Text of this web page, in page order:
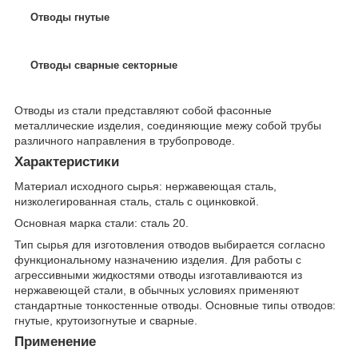
Отводы гнутые
Отводы сварные секторные
Отводы из стали представляют собой фасонные
металлические изделия, соединяющие межу собой трубы
различного направления в трубопроводе.
Характеристики
Материал исходного сырья: нержавеющая сталь,
низколегированная сталь, сталь с оцинковкой.
Основная марка стали: сталь 20.
Тип сырья для изготовления отводов выбирается согласно
функциональному назначению изделия. Для работы с
агрессивными жидкостями отводы изготавливаются из
нержавеющей стали, в обычных условиях применяют
стандартные тонкостенные отводы. Основные типы отводов:
гнутые, крутоизогнутые и сварные.
Применение